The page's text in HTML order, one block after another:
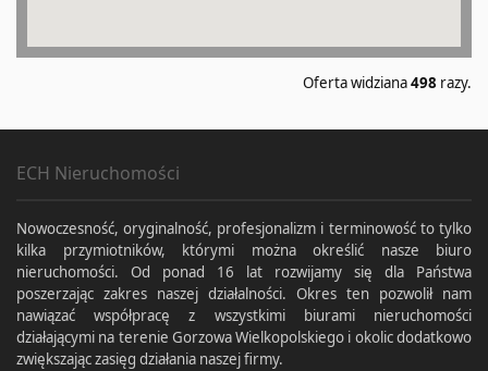
Oferta widziana498 razy.
ECH Nieruchomości
Nowoczesność, oryginalność, profesjonalizm i terminowość to tylko
kilka przymiotników, którymi można określić nasze biuro
nieruchomości. Od ponad 16 lat rozwijamy się dla Państwa
poszerzając zakres naszej działalności. Okres ten pozwolił nam
nawiązać współpracę z wszystkimi biurami nieruchomości
działającymi na terenie Gorzowa Wielkopolskiego i okolic dodatkowo
zwiększając zasięg działania naszej firmy.